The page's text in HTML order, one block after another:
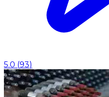
5.0 (93)